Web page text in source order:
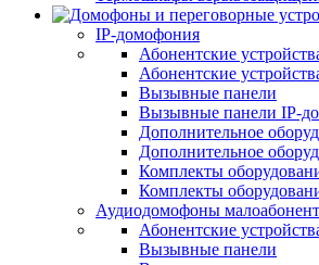
IP-домофония
Абонентские
Абонентские
Вызывные панели
Вызывные панели IP-
Дополнительное
Дополнительное
Комплекты
Комплекты
Аудиодомофоны
Абонентские
Вызывные панели